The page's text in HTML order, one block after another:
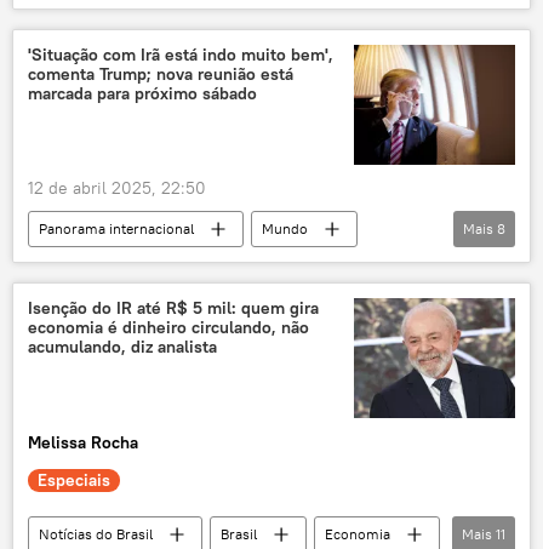
três Poderes
Poder Executivo
Poder Legislativo
exclusiva
podcast
Brasil
comportamento
escrever
cérebro
memória
psicologia
sociedade civil
'Situação com Irã está indo muito bem',
comenta Trump; nova reunião está
marcada para próximo sábado
12 de abril 2025, 22:50
Panorama internacional
Mundo
Donald Trump
Steve Witkoff
Abbas Araghchi
Irã
Estados Unidos
Air Force One
Mais 8
Isenção do IR até R$ 5 mil: quem gira
economia é dinheiro circulando, não
acumulando, diz analista
Melissa Rocha
Especiais
Notícias do Brasil Brasil
Economia
Mais 11